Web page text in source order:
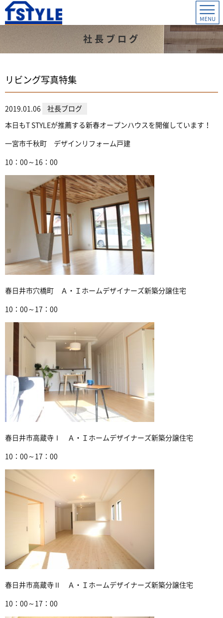
社長ブログ
リビング写真特集
2019.01.06 社長ブログ
本日もT STYLEが推薦する新春オープンハウスを開催しています！
一宮市千秋町 デザインリフォーム戸建
10：00～16：00
春日井市穴橋町 Ａ・Ｉホームデザイナーズ新築分譲住宅
10：00～17：00
春日井市高蔵寺Ⅰ Ａ・Ｉホームデザイナーズ新築分譲住宅
10：00～17：00
春日井市高蔵寺Ⅱ Ａ・Ｉホームデザイナーズ新築分譲住宅
10：00～17：00